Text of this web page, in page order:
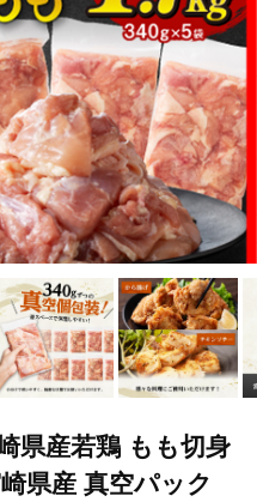
県産若鶏 もも切身
県産 真空パック